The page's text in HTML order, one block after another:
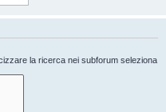
la ricerca nei subforum seleziona